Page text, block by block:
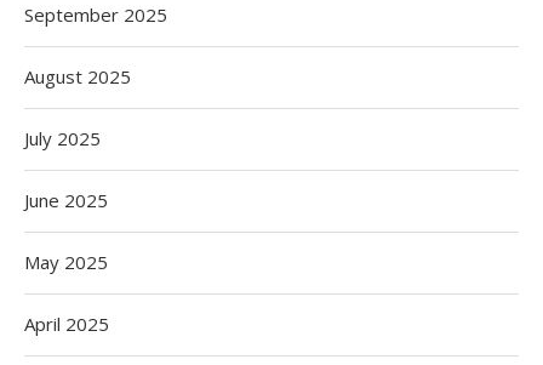
September 2025
August 2025
July 2025
June 2025
May 2025
April 2025